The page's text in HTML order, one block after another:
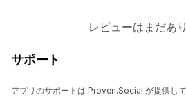
レビューはまだあ
サポート
アプリのサポートは Proven.Social が提供して